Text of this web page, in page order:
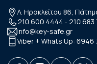
Λ. Ηρακλείτου 86,
210 600 4444 - 210 683
info@key-safe.gr
Viber + Whats Up: 6946